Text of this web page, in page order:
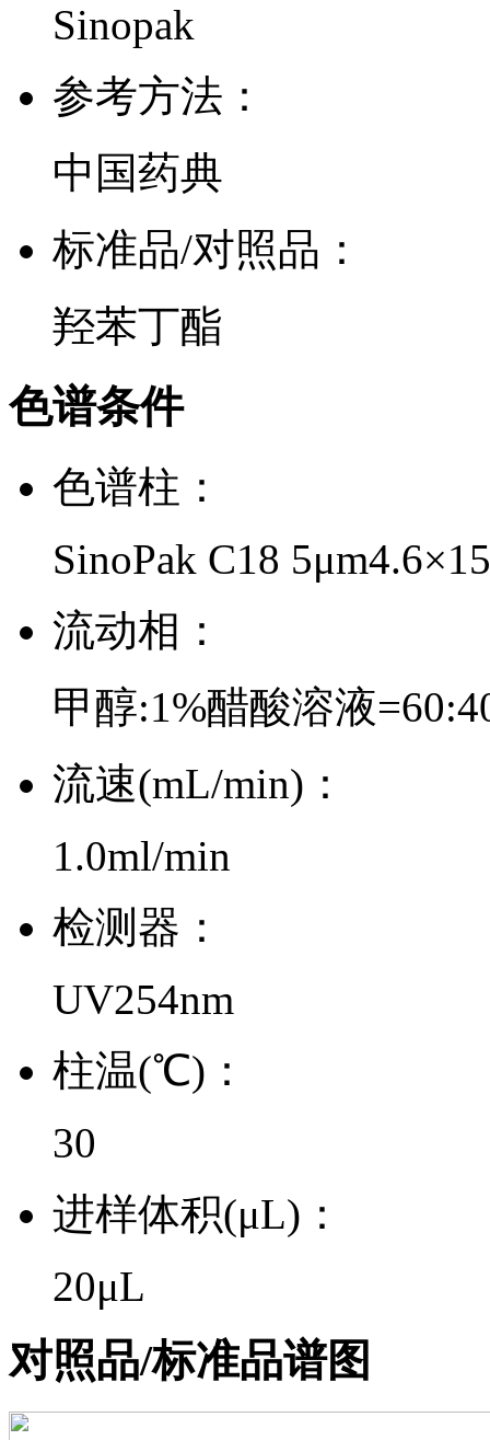
Sinopak
参考方法：
中国药典
标准品/对照品：
羟苯丁酯
色谱条件
色谱柱：
SinoPak C18
流动相：
甲醇:1%醋酸溶液
流速(mL/min)：
1.0ml/min
检测器：
UV254nm
柱温(℃)：
30
进样体积(μL)：
20μL
对照品/标准品谱图